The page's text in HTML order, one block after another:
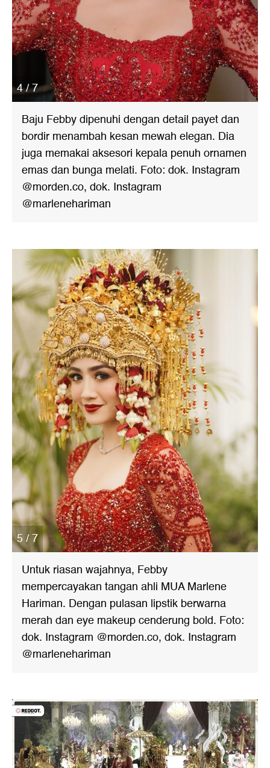
4 / 7
Baju Febby dipenuhi dengan detail payet dan
bordir menambah kesan mewah elegan. Dia
juga memakai aksesori kepala penuh ornamen
emas dan bunga melati. Foto: dok. Instagram
@morden.co, dok. Instagram
@marlenehariman
5 / 7
Untuk riasan wajahnya, Febby
mempercayakan tangan ahli MUA Marlene
Hariman. Dengan pulasan lipstik berwarna
merah dan eye makeup cenderung bold. Foto:
dok. Instagram @morden.co, dok. Instagram
@marlenehariman